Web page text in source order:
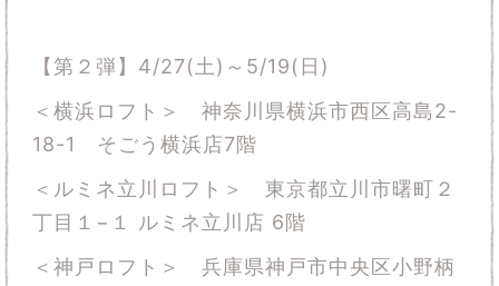
【第２弾】4/27(土)～5/19(日)
＜横浜ロフト＞ 神奈川県横浜市西区高島2-
18-1 そごう横浜店7階
＜ルミネ立川ロフト＞ 東京都立川市曙町２
丁目１−１ ルミネ立川店 6階
＜神戸ロフト＞ 兵庫県神戸市中央区小野柄